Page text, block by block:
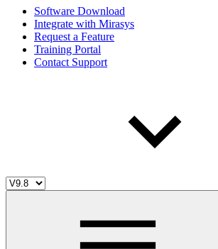
Software Download
Integrate with Mirasys
Request a Feature
Training Portal
Contact Support